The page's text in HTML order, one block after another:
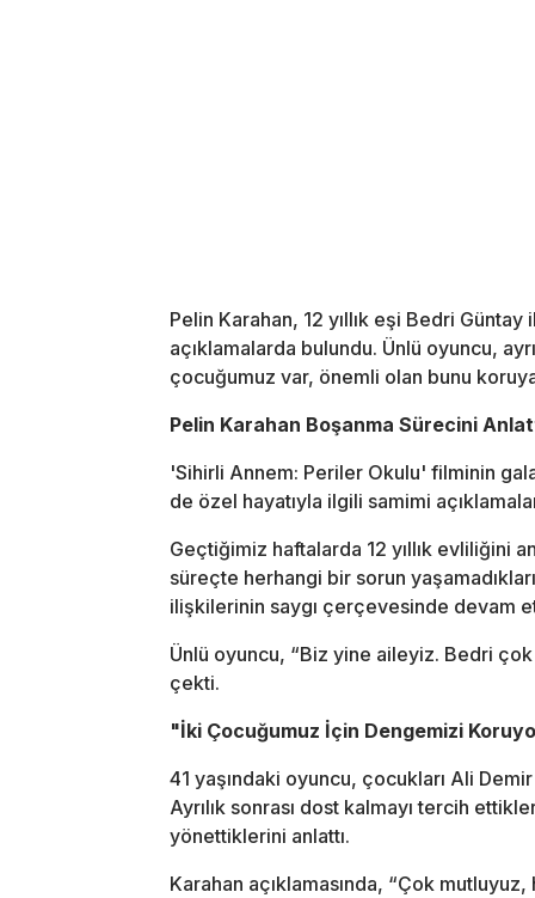
Pelin Karahan, 12 yıllık eşi Bedri Güntay
açıklamalarda bulundu. Ünlü oyuncu,
çocuğumuz var, önemli olan bunu
Pelin Karahan Boşanma Sürecini
'Sihirli Annem: Periler Okulu' filminin
de özel hayatıyla ilgili samimi
Geçtiğimiz haftalarda 12 yıllık evliliğini
süreçte herhangi bir sorun
ilişkilerinin saygı çerçevesinde devam
Ünlü oyuncu, “Biz yine aileyiz. Bedri
çekti.
"İki Çocuğumuz İçin Dengemizi
41 yaşındaki oyuncu, çocukları Ali
Ayrılık sonrası dost kalmayı tercih
yönettiklerini anlattı.
Karahan açıklamasında, “Çok